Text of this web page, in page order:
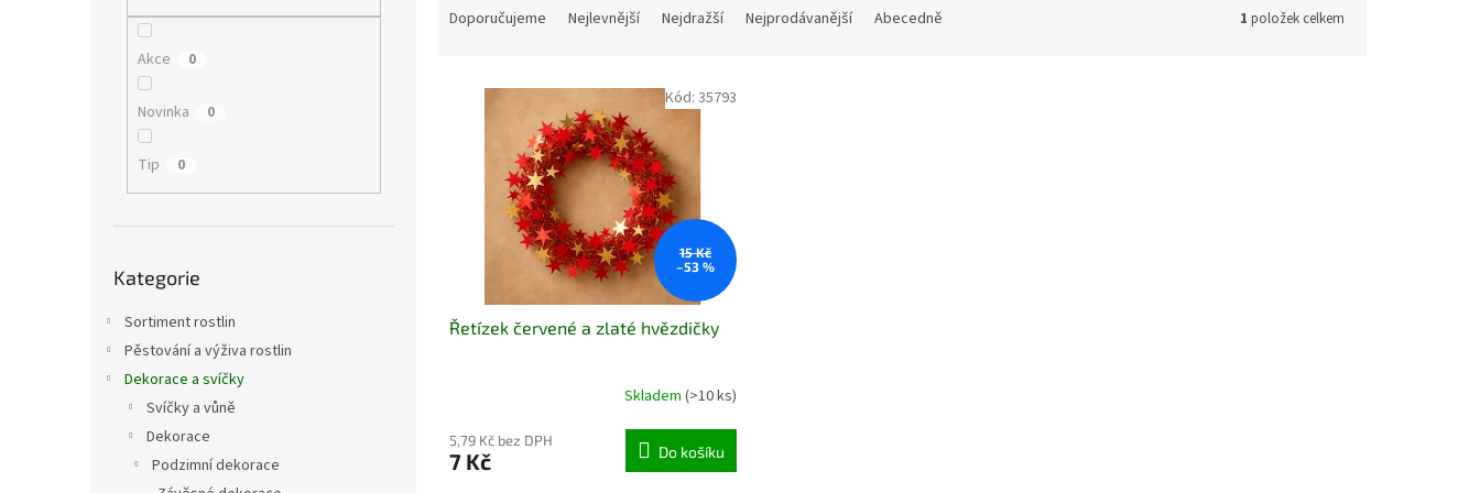
Akce 0
Novinka 0
Tip 0
kategorie
Kategorie
Sortiment rostlin
Pěstování a výživa rostlin
Dekorace a svíčky
Svíčky a vůně
Dekorace
Podzimní dekorace
Doporučujeme Nejlevnější Nejdražší Nejprodávanější Abecedně 1 položek celkem
15 Kč
–53 %
Řetízek červené a zlaté hvězdičky
Skladem (>10 ks)
5,79 Kč bez DPH
7 Kč Do košíku
Kód: 35793